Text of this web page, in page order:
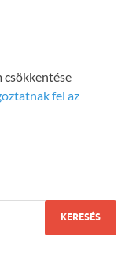
csökkentése
fel az